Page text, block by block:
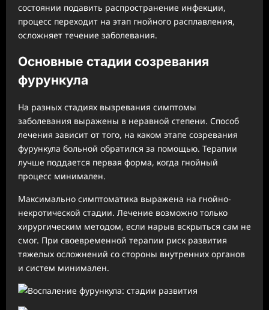
состоянии подавить распространение инфекции,
процесс переходит на этап гнойного расплавления,
осложняет течение заболевания.
Основные стадии созревания
фурункула
На разных стадиях вызревания симптомы
заболевания выражены в неравной степени. Способ
лечения зависит от того, на каком этапе созревания
фурункула больной обратился за помощью. Терапии
лучше поддается первая форма, когда гнойный
процесс минимален.
Максимально симптоматика выражена на гнойно-
некротической стадии. Лечение возможно только
хирургическим методом, если нарыв вскрыться сам не
смог. При своевременной терапии риск развития
тяжелых осложнений со стороны внутренних органов
и систем минимален.